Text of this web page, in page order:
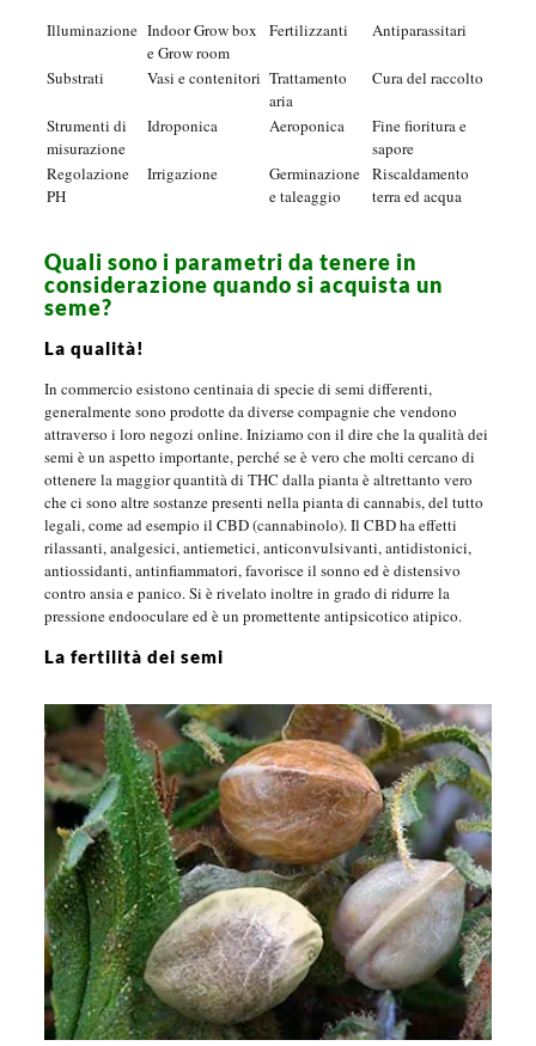
Illuminazione Indoor Grow box
e Grow room
Fertilizzanti Antiparassitari
Substrati Vasi e contenitori Trattamento
aria
Cura del raccolto
Strumenti di
misurazione
Idroponica Aeroponica
Fine fioritura e
sapore
Regolazione
PH
Irrigazione
Germinazione
e taleaggio
Riscaldamento
terra ed acqua
Quali sono i parametri da tenere in
considerazione quando si acquista un
seme?
La qualità!
In commercio esistono centinaia di specie di semi differenti,
generalmente sono prodotte da diverse compagnie che vendono
attraverso i loro negozi online. Iniziamo con il dire che la qualità dei
semi è un aspetto importante, perché se è vero che molti cercano di
ottenere la maggior quantità di THC dalla pianta è altrettanto vero
che ci sono altre sostanze presenti nella pianta di cannabis, del tutto
legali, come ad esempio il CBD (cannabinolo). Il CBD ha effetti
rilassanti, analgesici, antiemetici, anticonvulsivanti, antidistonici,
antiossidanti, antinfiammatori, favorisce il sonno ed è distensivo
contro ansia e panico. Si è rivelato inoltre in grado di ridurre la
pressione endooculare ed è un promettente antipsicotico atipico.
La fertilità dei semi